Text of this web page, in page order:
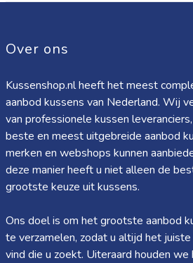
Over ons
Kussenshop.nl heeft het meest
aanbod kussens van Nederland. Wij
van professionele kussen
beste en meest uitgebreide aanbod
merken en webshops kunnen
deze manier heeft u niet alleen de
grootste keuze uit kussens.
Ons doel is om het grootste aanbod
te verzamelen, zodat u altijd het
vind die u zoekt. Uiteraard houden